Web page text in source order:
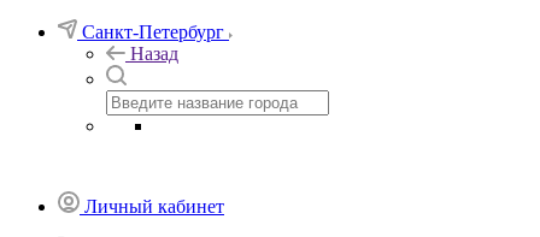
Санкт-Петербург
Назад
Личный кабинет